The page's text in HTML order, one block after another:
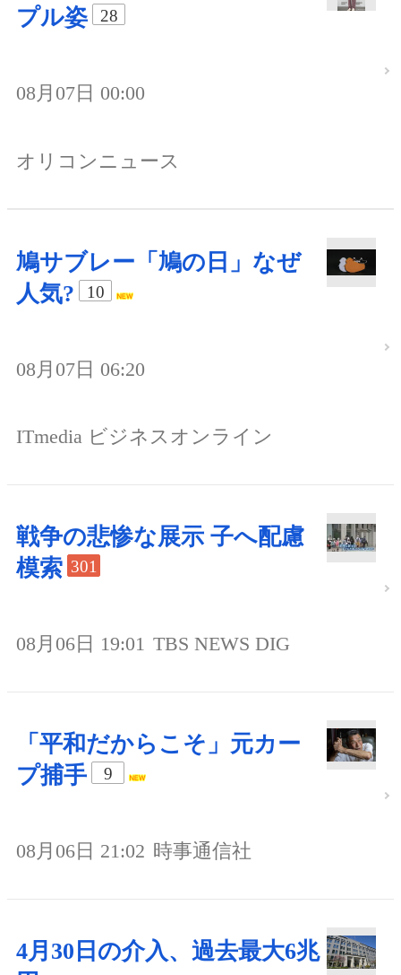
プル姿
28
08月07日 00:00
オリコンニュース
鳩サブレー「鳩の日」なぜ
人気?
10
08月07日 06:20
ITmedia ビジネスオンライン
戦争の悲惨な展示 子へ配慮
模索 301
08月06日 19:01 TBS NEWS DIG
「平和だからこそ」元カー
プ捕手
9
08月06日 21:02 時事通信社
4月30日の介入、過去最大6兆